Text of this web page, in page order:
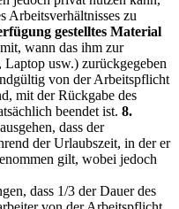
Arbeitsverhältnisses zu
gestelltes Material
wann das ihm zur
usw.) zurückgegeben
von der Arbeitspflicht
mit der Rückgabe des
beendet ist. 8.
dass der
der Urlaubszeit, in der er
gilt, wobei jedoch
dass 1/3 der Dauer des